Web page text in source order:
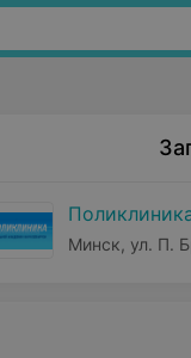
Минск, ул. П.